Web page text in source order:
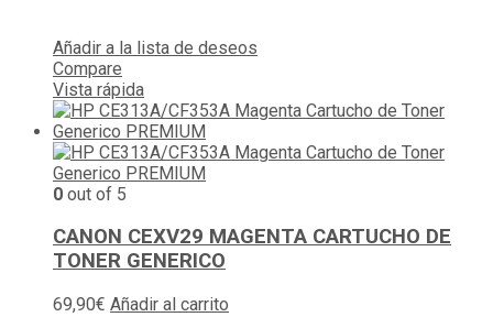
Añadir a la lista de deseos
Compare
Vista rápida
0 out of 5
CANON CEXV29 MAGENTA CARTUCHO DE
TONER GENERICO
69,90€ Añadir al carrito